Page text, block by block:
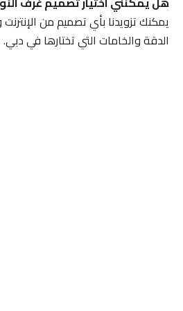
يمكنك تزويدنا بأي تصميم من الإنترنت
الدقة والخامات التي تختارها في دبي.